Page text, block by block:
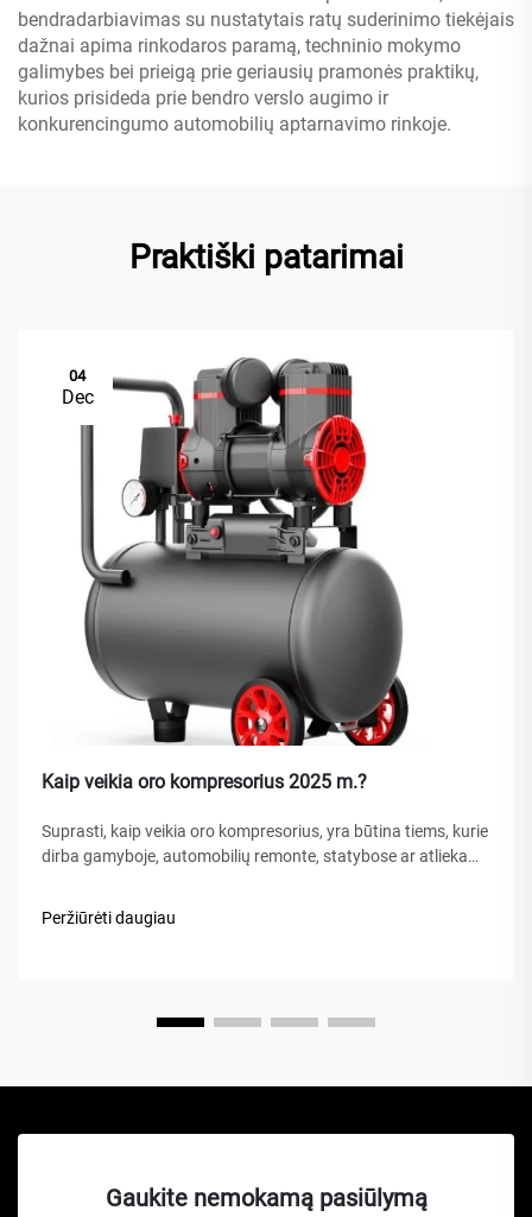
bendradarbiavimas su nustatytais ratų suderinimo tiekėjais
dažnai apima rinkodaros paramą, techninio mokymo
galimybes bei prieigą prie geriausių pramonės praktikų,
kurios prisideda prie bendro verslo augimo ir
konkurencingumo automobilių aptarnavimo rinkoje.
Praktiški patarimai
04
Dec
Kaip veikia oro kompresorius 2025 m.?
Suprasti, kaip veikia oro kompresorius, yra būtina tiems, kurie
dirba gamyboje, automobilių remonte, statybose ar atlieka
potencialia energija...
Peržiūrėti daugiau
Gaukite nemokamą pasiūlymą